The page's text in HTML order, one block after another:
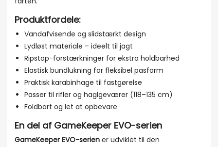
Produktfordele:
Vandafvisende og slidstærkt design
Lydløst materiale – ideelt til jagt
Ripstop-forstærkninger for ekstra holdbarhed
Elastisk bundlukning for fleksibel pasform
Praktisk karabinhage til fastgørelse
Passer til rifler og haglgeværer (118–135 cm)
Foldbart og let at opbevare
En del af GameKeeper EVO-serien
GameKeeper EVO-serien er udviklet til den